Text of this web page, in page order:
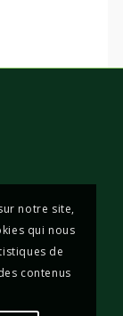
notre site,
qui nous
de
contenus